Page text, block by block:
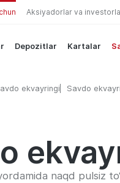
Aksiyadorlar va
Depozitlar Kartalar
ekvayringi Savdo
naqd pulsiz